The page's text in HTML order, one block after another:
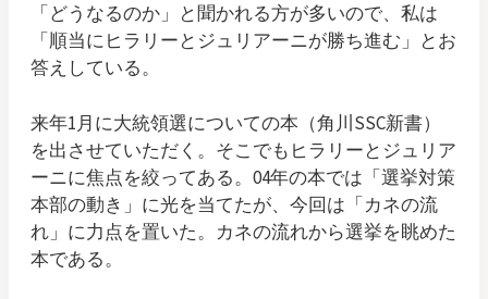
「どうなるのか」と聞かれる方が多いので、私は
「順当にヒラリーとジュリアーニが勝ち進む」とお
答えしている。
来年1月に大統領選についての本（角川SSC新書）
を出させていただく。そこでもヒラリーとジュリア
ーニに焦点を絞ってある。04年の本では「選挙対策
本部の動き」に光を当てたが、今回は「カネの流
れ」に力点を置いた。カネの流れから選挙を眺めた
本である。